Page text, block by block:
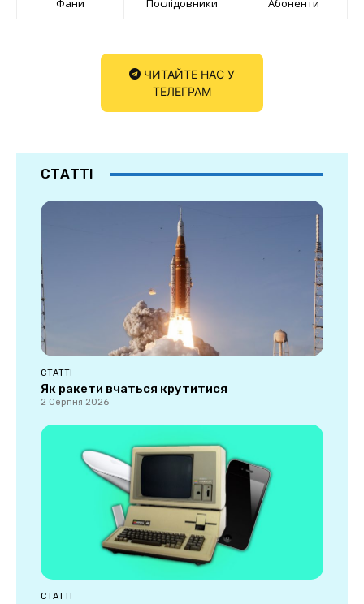
Фани Послідовники Абоненти
ЧИТАЙТЕ НАС У
ТЕЛЕГРАМ
СТАТТІ
СТАТТІ
Як ракети вчаться крутитися
2 Серпня 2026
СТАТТІ